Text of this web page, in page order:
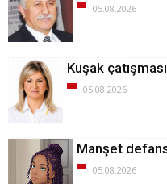
05.08.2026
Kuşak
05.08.2026
Manşet
05.08.2026